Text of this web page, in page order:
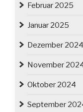
Februar 2025
Januar 2025
Dezember 2024
November
Oktober 2024
September